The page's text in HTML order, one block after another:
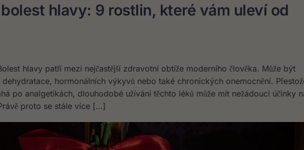
hlavy: 9 rostlin, které vám uleví od
hlavy patří mezi nejčastější zdravotní obtíže moderního člověka. Může být
hormonálních výkyvů nebo také chronických onemocnění.
po analgetikách, dlouhodobé užívání těchto léků může mít nežádoucí účinky
proto se stále více […]